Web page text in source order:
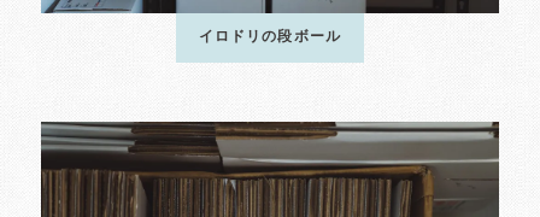
イロドリの段ボール